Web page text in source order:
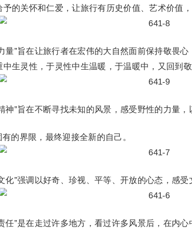
予的关怀和仁爱，让旅行有历史价值、艺术价值，
量”旨在让旅行者在宏伟的大自然面前保持敬畏
中生灵性，于灵性中生温暖，于温暖中，又回到敬
神”旨在不断寻找未知的风景，感受野性的力量
有的界限，最终迎接全新的自己。
化”强调以好奇、珍视、平等、开放的心态，感受
任”是在走过许多地方，看过许多风景后，在内